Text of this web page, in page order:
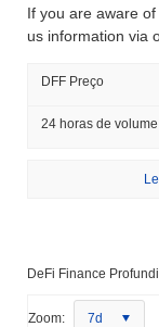
If you are aware
us information via
DFF Preço
24 horas de volume
DeFi Finance
Zoom: 7d